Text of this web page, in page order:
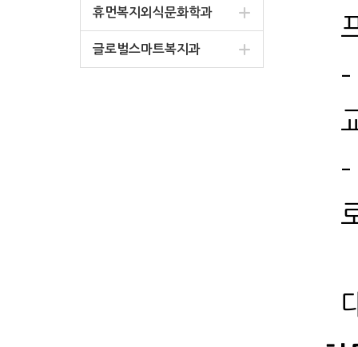
휴먼복지외식문화학과
글로벌스마트복지과
-
-